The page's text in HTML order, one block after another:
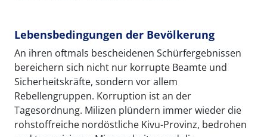
Lebensbedingungen der Bevölkerung
An ihren oftmals bescheidenen Schürfergebnissen
bereichern sich nicht nur korrupte Beamte und
Sicherheitskräfte, sondern vor allem
Rebellengruppen. Korruption ist an der
Tagesordnung. Milizen plündern immer wieder die
rohstoffreiche nordöstliche Kivu-Provinz, bedrohen